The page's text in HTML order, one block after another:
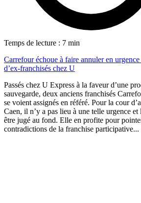
Temps de lecture : 7 min
Carrefour échoue à faire annuler en urgence
d’ex-franchisés chez U
Passés chez U Express à la faveur d’une
sauvegarde, deux anciens franchisés
se voient assignés en référé. Pour la cour
Caen, il n’y a pas lieu à une telle urgence
être jugé au fond. Elle en profite pour
contradictions de la franchise participative...